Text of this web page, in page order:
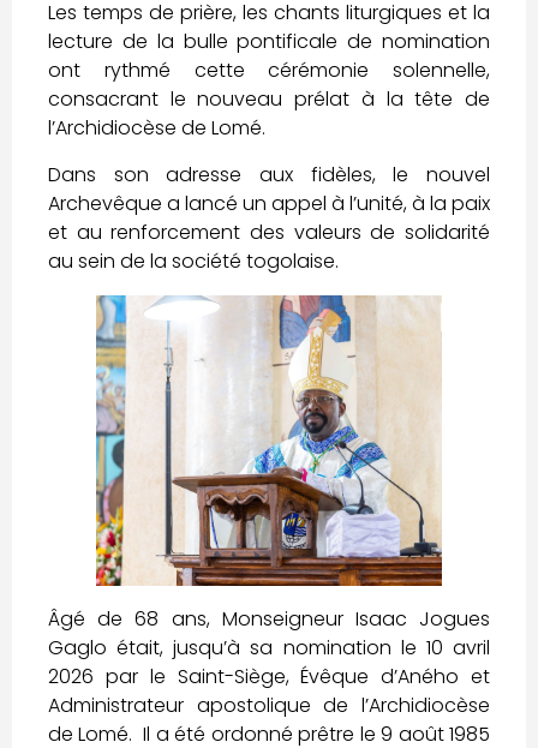
Les temps de prière, les chants liturgiques et la
lecture de la bulle pontificale de nomination
ont rythmé cette cérémonie solennelle,
consacrant le nouveau prélat à la tête de
l’Archidiocèse de Lomé.
Dans son adresse aux fidèles, le nouvel
Archevêque a lancé un appel à l’unité, à la paix
et au renforcement des valeurs de solidarité
au sein de la société togolaise.
Âgé de 68 ans, Monseigneur Isaac Jogues
Gaglo était, jusqu’à sa nomination le 10 avril
2026 par le Saint-Siège, Évêque d’Aného et
Administrateur apostolique de l’Archidiocèse
de Lomé. Il a été ordonné prêtre le 9 août 1985